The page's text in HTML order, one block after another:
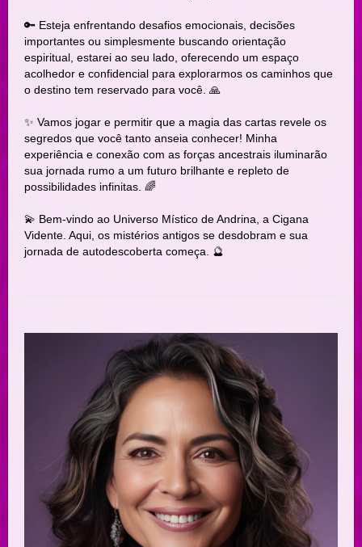
🔑 Esteja enfrentando desafios emocionais, decisões
importantes ou simplesmente buscando orientação
espiritual, estarei ao seu lado, oferecendo um espaço
acolhedor e confidencial para explorarmos os caminhos que
o destino tem reservado para você. 🙏
✨ Vamos jogar e permitir que a magia das cartas revele os
segredos que você tanto anseia conhecer! Minha
experiência e conexão com as forças ancestrais iluminarão
sua jornada rumo a um futuro brilhante e repleto de
possibilidades infinitas. 🌈
💫 Bem-vindo ao Universo Místico de Andrina, a Cigana
Vidente. Aqui, os mistérios antigos se desdobram e sua
jornada de autodescoberta começa. 🔮